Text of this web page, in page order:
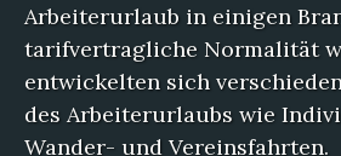
Arbeiterurlaub in einigen
tarifvertragliche Normalität
entwickelten sich
des Arbeiterurlaubs wie
Wander- und Vereinsfahrten.